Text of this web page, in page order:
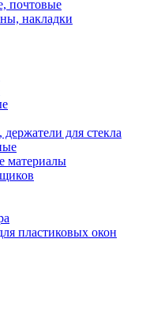
почтовые
накладки
для стекла
материалы
пластиковых окон